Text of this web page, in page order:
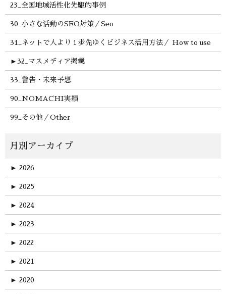
23_全国地域活性化先駆的事例
30_小さな活動のSEO対策／Seo
31_ネットで人より１歩先ゆくビジネス活用方法／ How to use
► 32_マスメディア掲載
33_警告・未来予想
90_NOMACHI実績
99_その他／Other
► 2026
► 2025
► 2024
► 2023
► 2022
► 2021
► 2020